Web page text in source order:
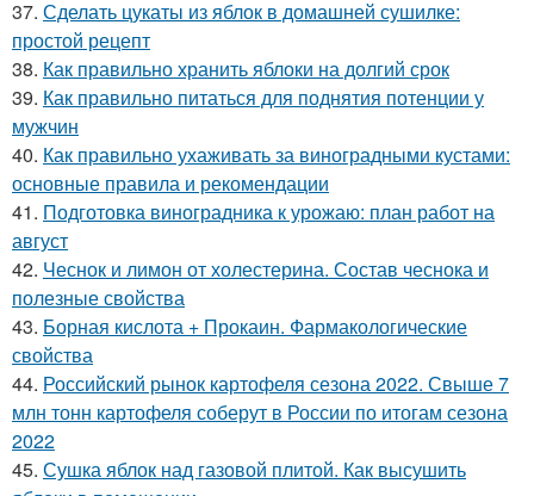
37. Сделать цукаты из яблок в домашней сушилке:
простой рецепт
38. Как правильно хранить яблоки на долгий срок
39. Как правильно питаться для поднятия потенции у
мужчин
40. Как правильно ухаживать за виноградными кустами:
основные правила и рекомендации
41. Подготовка виноградника к урожаю: план работ на
август
42. Чеснок и лимон от холестерина. Состав чеснока и
полезные свойства
43. Борная кислота + Прокаин. Фармакологические
свойства
44. Российский рынок картофеля сезона 2022. Свыше 7
млн тонн картофеля соберут в России по итогам сезона
2022
45. Сушка яблок над газовой плитой. Как высушить